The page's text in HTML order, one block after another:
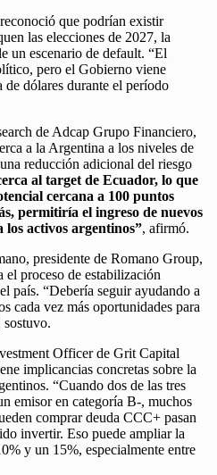
que podrían existir
las elecciones de 2027, la
un escenario de default. “El
pero el Gobierno viene
dólares durante el período
de Adcap Grupo Financiero,
a la Argentina a los niveles de
reducción adicional del riesgo
al target de Ecuador, lo que
cercana a 100 puntos
permitiría el ingreso de nuevos
los activos argentinos”, afirmó.
presidente de Romano Group,
el proceso de estabilización
país. “Debería seguir ayudando a
cada vez más oportunidades para
Officer de Grit Capital
implicancias concretas sobre la
“Cuando dos de las tres
emisor en categoría B-, muchos
comprar deuda CCC+ pasan
invertir. Eso puede ampliar la
y un 15%, especialmente entre